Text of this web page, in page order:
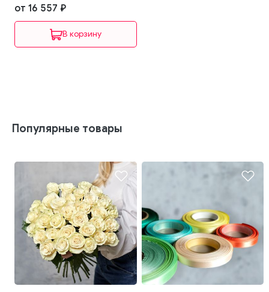
от 16 557 ₽
В корзину
Популярные товары